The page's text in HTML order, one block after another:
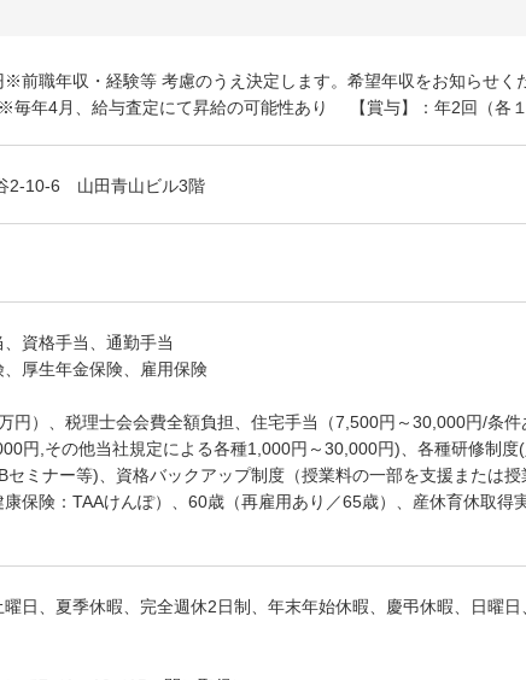
前職年収・経験等 考慮のうえ決定します。希望年収をお知らせく
毎年4月、給与査定にて昇給の可能性あり 【賞与】：年2回（各
2-10-6 山田青山ビル3階
資格手当、通勤手当
厚生年金保険、雇用保険
円）、税理士会会費全額負担、住宅手当（7,500円～30,000円/条
円,その他当社規定による各種1,000円～30,000円)、各種研修制
セミナー等)、資格バックアップ制度（授業料の一部を支援または
保険：TAAけんぽ）、60歳（再雇用あり／65歳）、産休育休取得
日、夏季休暇、完全週休2日制、年末年始休暇、慶弔休暇、日曜